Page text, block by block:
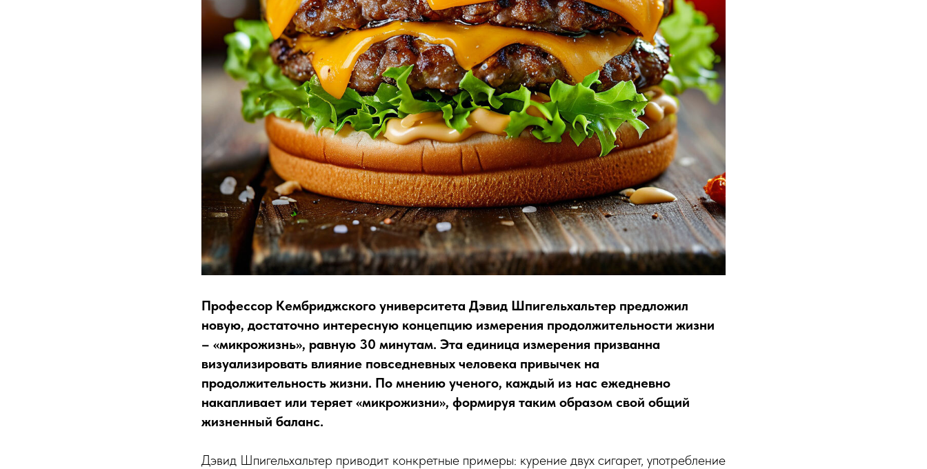
Профессор Кембриджского университета Дэвид Шпигельхальтер предложил
новую, достаточно интересную концепцию измерения продолжительности жизни
– «микрожизнь», равную 30 минутам. Эта единица измерения призванна
визуализировать влияние повседневных человека привычек на
продолжительность жизни. По мнению ученого, каждый из нас ежедневно
накапливает или теряет «микрожизни», формируя таким образом свой общий
жизненный баланс.
Дэвид Шпигельхальтер приводит конкретные примеры: курение двух сигарет, употребление